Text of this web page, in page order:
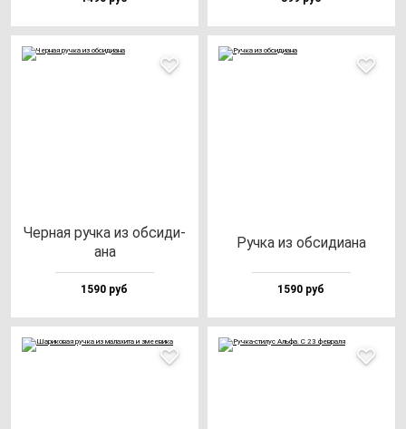
Чер­ная руч­ка из об­си­ди­
ана
1590 руб
Руч­ка из об­си­ди­ана
1590 руб